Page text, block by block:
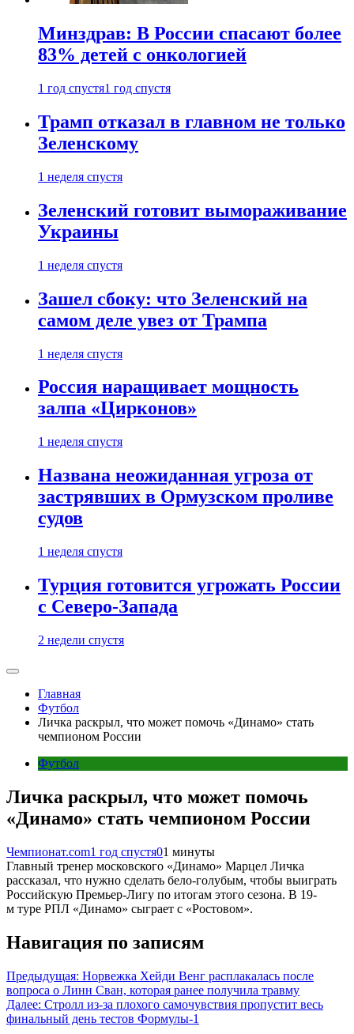
Минздрав: В России спасают более
83% детей с онкологией
1 год спустя1 год спустя
Трамп отказал в главном не только
Зеленскому
1 неделя спустя
Зеленский готовит вымораживание
Украины
1 неделя спустя
Зашел сбоку: что Зеленский на
самом деле увез от Трампа
1 неделя спустя
Россия наращивает мощность
залпа «Цирконов»
1 неделя спустя
Названа неожиданная угроза от
застрявших в Ормузском проливе
судов
1 неделя спустя
Турция готовится угрожать России
с Северо-Запада
2 недели спустя
Главная
Футбол
Личка раскрыл, что может помочь «Динамо» стать
чемпионом России
Футбол
Личка раскрыл, что может помочь
«Динамо» стать чемпионом России
Чемпионат.com1 год спустя01 минуты
Главный тренер московского «Динамо» Марцел Личка
рассказал, что нужно сделать бело-голубым, чтобы выиграть
Российскую Премьер-Лигу по итогам этого сезона. В 19-
м туре РПЛ «Динамо» сыграет с «Ростовом».
Навигация по записям
Предыдущая: Норвежка Хейди Венг расплакалась после
вопроса о Линн Сван, которая ранее получила травму
Далее: Стролл из-за плохого самочувствия пропустит весь
финальный день тестов Формулы-1